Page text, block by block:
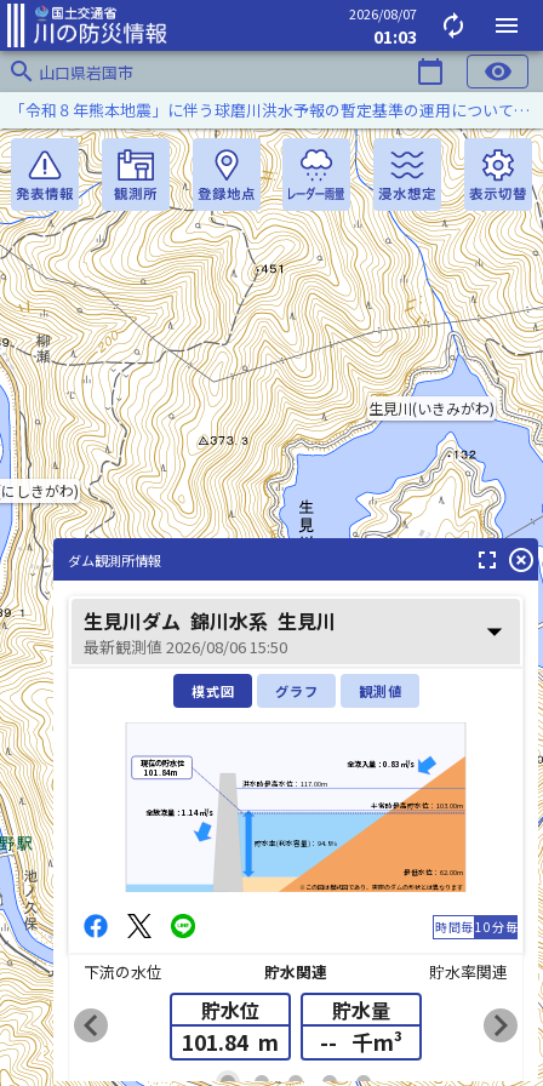
2026/08/07
01:03 autorenew
menu
search 山口県岩国市 calendar_today visibility
しきがわ)
生見川(いきみがわ)
「令和８年熊本地震」に伴う球磨川洪水予報の暫定基準の運用について（令和８年８月５日）
list_alt
ダム観測所情報 fullscreen highlight_off
生見川ダム 錦川水系 生見川
最新観測値 2026/08/06 15:50 arrow_drop_down
模式図 グラフ 観測値
※この図は模式図であり、実際のダムの形状とは異なります
洪水時最高水位：117.00m
平常時最高貯水位：103.00m
最低水位：62.00m
貯水率(利水容量)：94.8%
現在の貯水位
101.84m
全流入量：0.83㎥/s
全放流量：1.14㎥/s
時間毎10分毎
下流の水位 貯水関連 貯水率関連
貯水位
101.84 m
貯水量
-- 千m³
chevron_left chevron_right